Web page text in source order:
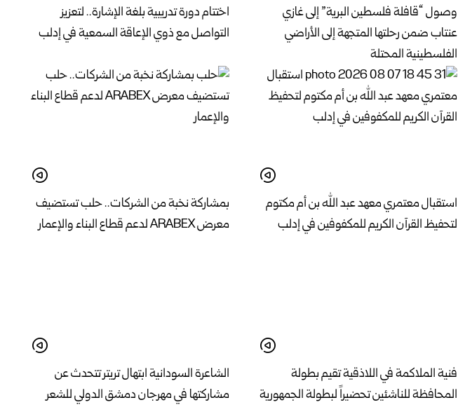
وصول “قافلة فلسطين البرية” إلى غازي
عنتاب ضمن رحلتها المتجهة إلى الأراضي
الفلسطينية المحتلة
اختتام دورة تدريبية بلغة الإشارة.. لتعزيز
التواصل مع ذوي الإعاقة السمعية في إدلب
استقبال معتمري معهد عبد الله بن أم مكتوم
لتحفيظ القرآن الكريم للمكفوفين في إدلب
بمشاركة نخبة من الشركات.. حلب تستضيف
معرض ARABEX لدعم قطاع البناء والإعمار
فنية الملاكمة في اللاذقية تقيم بطولة
المحافظة للناشئين تحضيراً لبطولة الجمهورية
الشاعرة السودانية ابتهال تريتر تتحدث عن
مشاركتها في مهرجان دمشق الدولي للشعر